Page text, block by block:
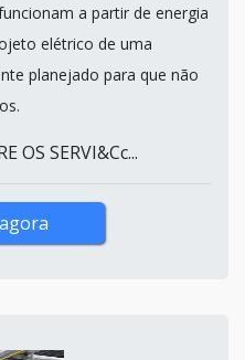
a partir de energia
elétrico de uma
planejado para que não
OS SERVI&Cc...